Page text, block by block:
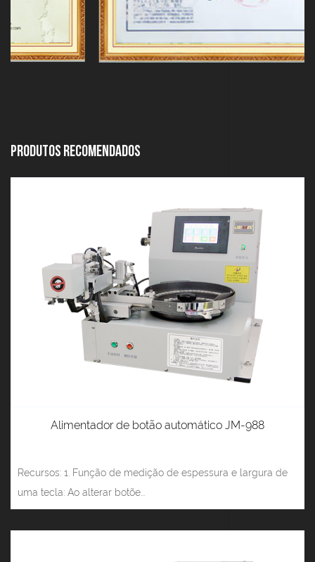
produtos recomendados
Alimentador de botão automático JM-988
Recursos: 1. Função de medição de espessura e largura de
uma tecla: Ao alterar botõe...